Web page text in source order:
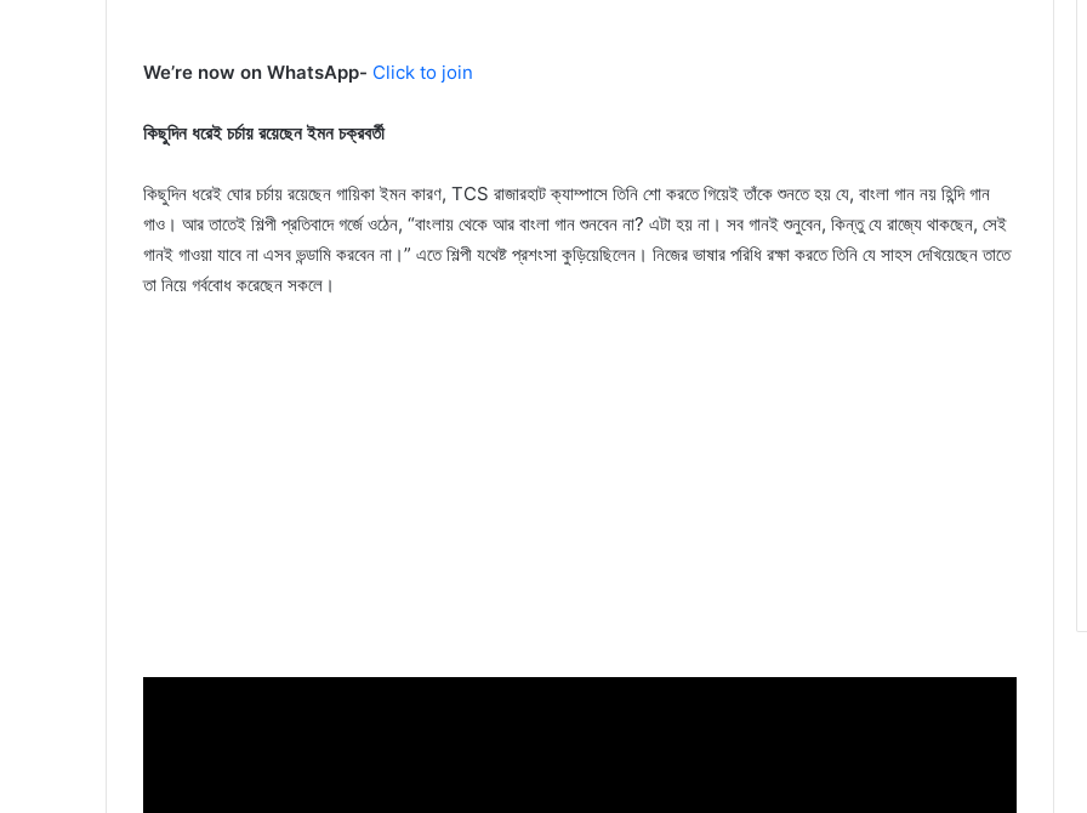
We’re now on WhatsApp- Click to join
কিছুদিন ধরেই চর্চায় রয়েছেন ইমন চক্রবর্তী
কিছুদিন ধরেই ঘোর চর্চায় রয়েছেন গায়িকা ইমন কারণ, TCS রাজারহাট ক্যাম্পাসে তিনি শো করতে গিয়েই তাঁকে শুনতে হয় যে, বাংলা গান নয় হিন্দি গান
গাও। আর তাতেই শিল্পী প্রতিবাদে গর্জে ওঠেন, “বাংলায় থেকে আর বাংলা গান শুনবেন না? এটা হয় না। সব গানই শুনুবেন, কিন্তু যে রাজ্যে থাকছেন, সেই
গানই গাওয়া যাবে না এসব ভন্ডামি করবেন না।” এতে শিল্পী যথেষ্ট প্রশংসা কুড়িয়েছিলেন। নিজের ভাষার পরিধি রক্ষা করতে তিনি যে সাহস দেখিয়েছেন তাতে
তা নিয়ে গর্ববোধ করেছেন সকলে।